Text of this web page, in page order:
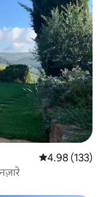
औसत रेटिंग 5 में से
4.98 (133)